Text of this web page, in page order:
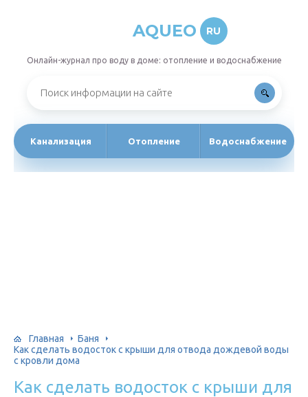
AQUEO RU
Онлайн-журнал про воду в доме: отопление и водоснабжение
Канализация Отопление Водоснабжение
Главная
Баня
Как сделать водосток с крыши для отвода дождевой воды
с кровли дома
Как сделать водосток с крыши для